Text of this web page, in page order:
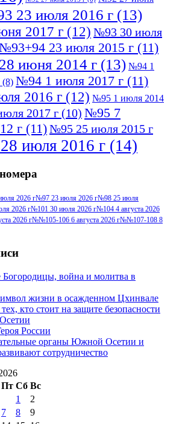
23 июля 2016 г (13)
2017 г (12) №93 30 июля
23 июля 2015 г (11)
июня 2014 г (13) №94 1
(8) №94 1 июля 2017 г (11)
2016 г (12) №95 1 июля 2014
2017 г (10) №95 7
г (11)№95 25 июля 2015 г
июля 2016 г (14)
(11)№96 9 августа 2012
июля 2015 г(9) №96+97 3
(10)№96+97 30 июля
г
№97 30 июля 2015 г
2015 г
г(10)№98 5 июля 2014 г(10)
2013 г
г(14) №98+99 11 июля
№99 4 августа
№99 8 июля 2014 г
г(11)
г
(12)
2026 г№97 23 июля 2026 г№98 25 июля
2026 г№101 30 июля 2026 г№104 4 августа 2026
2026 г№№105-106 6 августа 2026 г№№107-108 8
Богородицы, война и молитва в
жизни в осажденном Цхинвале
кто стоит на защите безопасности
России
органы Южной Осетии и
сотрудничество
Пт Сб Вс
1
2
7 8
9